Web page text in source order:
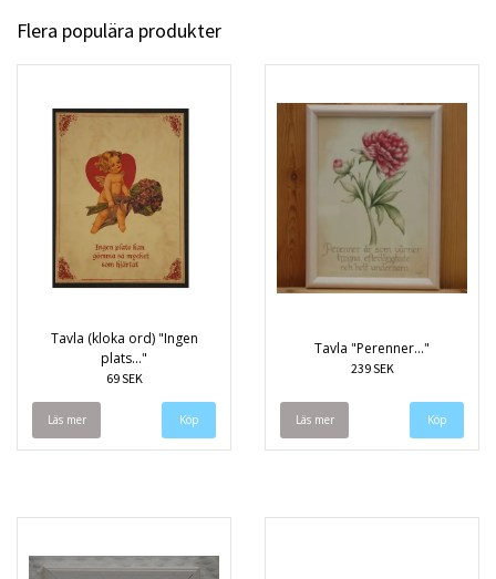
Flera populära produkter
Tavla (kloka ord) "Ingen
plats..."
69 SEK
Läs mer
Tavla "Perenner..."
239 SEK
Läs mer